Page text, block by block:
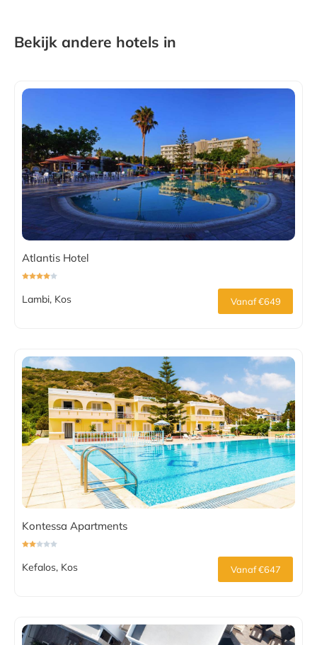
Bekijk andere hotels in
Atlantis Hotel
Lambi, Kos Vanaf €649
Kontessa Apartments
Kefalos, Kos Vanaf €647